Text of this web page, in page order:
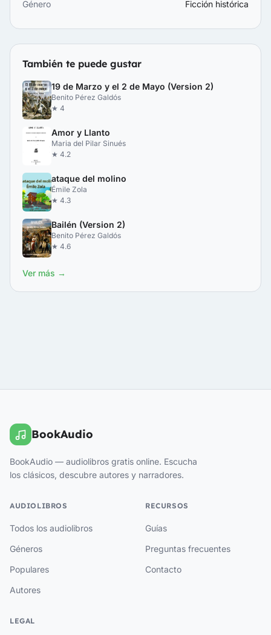
Género Ficción histórica
También te puede gustar
19 de Marzo y el 2 de Mayo (Version 2)
Benito Pérez Galdós
★ 4
Amor y Llanto
Maria del Pilar Sinués
★ 4.2
ataque del molino
Émile Zola
★ 4.3
Bailén (Version 2)
Benito Pérez Galdós
★ 4.6
Ver más →
BookAudio
BookAudio — audiolibros gratis online. Escucha
los clásicos, descubre autores y narradores.
AUDIOLIBROS
Todos los audiolibros
Géneros
Populares
Autores
RECURSOS
Guías
Preguntas frecuentes
Contacto
LEGAL